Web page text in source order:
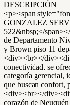
DESCRIPCIÓN
<p><span
GONZALEZ
522&nbsp;</
de Departamento
y Brown piso 11
<div><br></
conectividad, se
categoría gerencial,
que buscan confort,
<div><br></
corazón de